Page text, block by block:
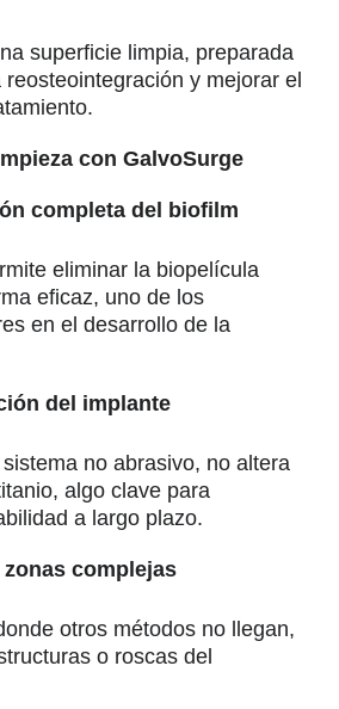
superficie limpia, preparada
y mejorar el
con GalvoSurge
completa del biofilm
eliminar la biopelícula
eficaz, uno de los
en el desarrollo de la
del implante
no abrasivo, no altera
algo clave para
a largo plazo.
zonas complejas
otros métodos no llegan,
o roscas del